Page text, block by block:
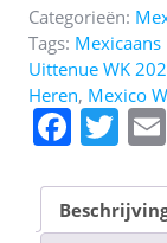
Categorieën:
Tags:
Uittenue WK
Heren, Mexico
F
c
T
itt